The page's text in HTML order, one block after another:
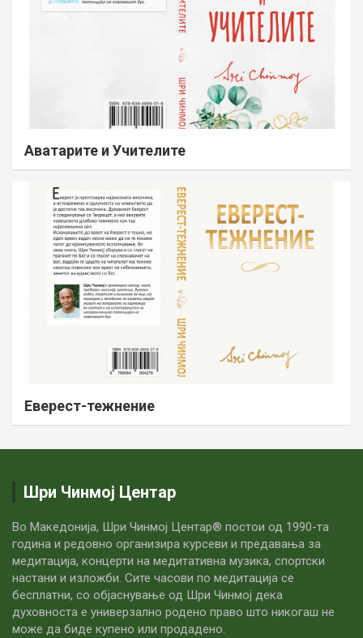
Аватарите и Учителите
Еверест-тежнение
Шри Чинмој Центар
Во Македонија, Шри Чинмој Центар® постои од 1990-та
година и редовно организира курсеви и предавања за
медитација, концерти на медитативна музика, спортски
настани и изложби. Сите часови по медитацијa се
бесплатни, со објаснување од Шри Чинмој дека
духовноста е универзално родено право што никогаш не
може да биде купено или продадено.